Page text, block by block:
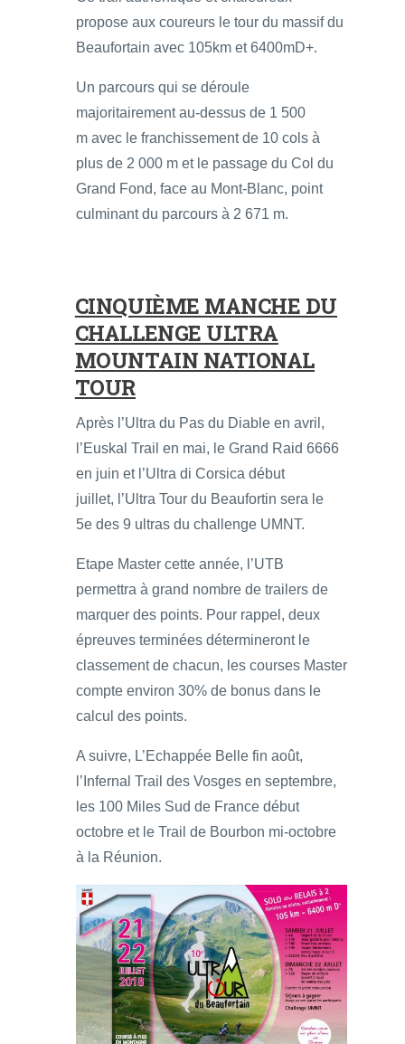
propose aux coureurs le tour du massif du
Beaufortain avec 105km et 6400mD+.
Un parcours qui se déroule
majoritairement au-dessus de 1 500
m avec le franchissement de 10 cols à
plus de 2 000 m et le passage du Col du
Grand Fond, face au Mont-Blanc, point
culminant du parcours à 2 671 m.
CINQUIÈME MANCHE DU
CHALLENGE ULTRA
MOUNTAIN NATIONAL
TOUR
Après l’Ultra du Pas du Diable en avril,
l’Euskal Trail en mai, le Grand Raid 6666
en juin et l’Ultra di Corsica début
juillet, l’Ultra Tour du Beaufortin sera le
5e des 9 ultras du challenge UMNT.
Etape Master cette année, l’UTB
permettra à grand nombre de trailers de
marquer des points. Pour rappel, deux
épreuves terminées détermineront le
classement de chacun, les courses Master
compte environ 30% de bonus dans le
calcul des points.
A suivre, L’Echappée Belle fin août,
l’Infernal Trail des Vosges en septembre,
les 100 Miles Sud de France début
octobre et le Trail de Bourbon mi-octobre
à la Réunion.